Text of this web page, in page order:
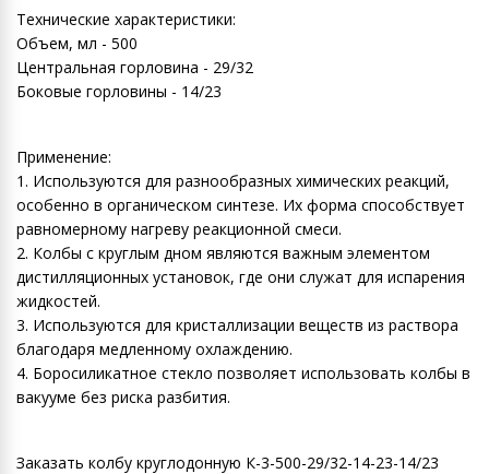
Технические характеристики:
Объем, мл - 500
Центральная горловина - 29/32
Боковые горловины - 14/23
Применение:
1. Используются для разнообразных химических реакций,
особенно в органическом синтезе. Их форма способствует
равномерному нагреву реакционной смеси.
2. Колбы с круглым дном являются важным элементом
дистилляционных установок, где они служат для испарения
жидкостей.
3. Используются для кристаллизации веществ из раствора
благодаря медленному охлаждению.
4. Боросиликатное стекло позволяет использовать колбы в
вакууме без риска разбития.
Заказать колбу круглодонную К-3-500-29/32-14-23-14/23